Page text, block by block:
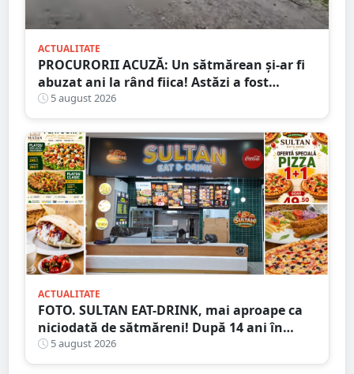
ACTUALITATE
PROCURORII ACUZĂ: Un sătmărean și-ar fi
abuzat ani la rând fiica! Astăzi a fost
arestat!
5 august 2026
ACTUALITATE
FOTO. SULTAN EAT-DRINK, mai aproape ca
niciodată de sătmăreni! După 14 ani în
Micro 17, și-a deschis porțile în Shopping
City Satu Mare
5 august 2026